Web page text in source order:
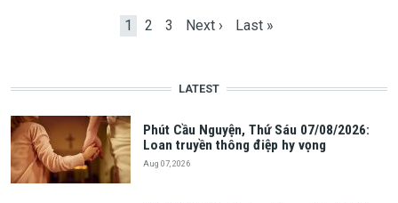
Current page
1 Page
2 Page
3 Next page
Next › Last page
Last »
LATEST
Phút Cầu Nguyện, Thứ Sáu 07/08/2026:
Loan truyền thông điệp hy vọng
Aug 07, 2026